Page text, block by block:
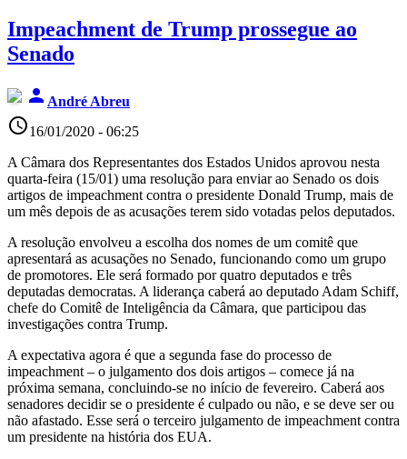
Impeachment de Trump prossegue ao
Senado
person André Abreu
access_time16/01/2020 - 06:25
A Câmara dos Representantes dos Estados Unidos aprovou nesta
quarta-feira (15/01) uma resolução para enviar ao Senado os dois
artigos de impeachment contra o presidente Donald Trump, mais de
um mês depois de as acusações terem sido votadas pelos deputados.
A resolução envolveu a escolha dos nomes de um comitê que
apresentará as acusações no Senado, funcionando como um grupo
de promotores. Ele será formado por quatro deputados e três
deputadas democratas. A liderança caberá ao deputado Adam Schiff,
chefe do Comitê de Inteligência da Câmara, que participou das
investigações contra Trump.
A expectativa agora é que a segunda fase do processo de
impeachment – o julgamento dos dois artigos – comece já na
próxima semana, concluindo-se no início de fevereiro. Caberá aos
senadores decidir se o presidente é culpado ou não, e se deve ser ou
não afastado. Esse será o terceiro julgamento de impeachment contra
um presidente na história dos EUA.